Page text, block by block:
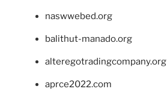
naswwebed.org
balithut-manado.org
alteregotradingcompany.org
aprce2022.com